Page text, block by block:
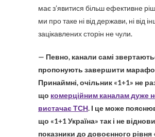
має з’явитися більш ефективне
ми про таке ні від держави, ні від
зацікавлених сторін не чули.
— Певно, канали самі
пропонують завершити
Принаймні, очільник «1+1» не
що комерційним каналам дуже
вистачає ТСН. І це може
що «1+1 Україна» так і не
показники до довоєнного рівня